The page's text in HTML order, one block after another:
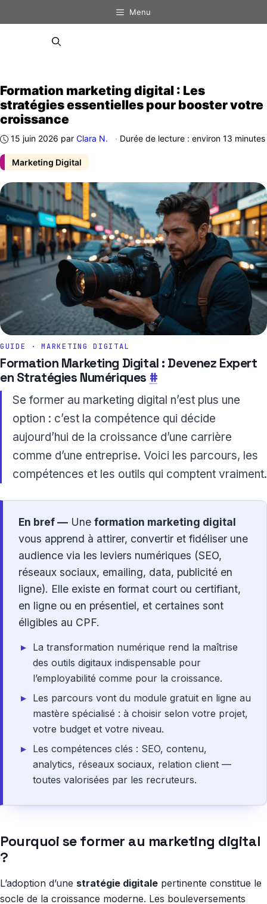
au
Menu
Marketing Digital
Formation marketing digital : Les
stratégies essentielles pour booster votre
croissance
15 juin 2026 par Clara N. · Durée de lecture : environ 13 minutes
GUIDE · MARKETING DIGITAL
Formation Marketing Digital : Devenez Expert
en Stratégies Numériques #
Se former au marketing digital n’est plus une
option : c’est la compétence qui décide
aujourd’hui de la croissance d’une carrière
comme d’une entreprise. Voici les parcours, les
compétences et les outils qui comptent vraiment.
En bref — Une formation marketing digital
vous apprend à attirer, convertir et fidéliser une
audience via les leviers numériques (SEO,
réseaux sociaux, emailing, data, publicité en
ligne). Elle existe en format court ou certifiant,
en ligne ou en présentiel, et certaines sont
éligibles au CPF.
La transformation numérique rend la maîtrise
des outils digitaux indispensable pour
l’employabilité comme pour la croissance.
Les parcours vont du module gratuit en ligne au
mastère spécialisé : à choisir selon votre projet,
votre budget et votre niveau.
Les compétences clés : SEO, contenu,
analytics, réseaux sociaux, relation client —
toutes valorisées par les recruteurs.
Pourquoi se former au marketing digital
?
L’adoption d’une stratégie digitale pertinente constitue le
socle de la croissance moderne. Les bouleversements